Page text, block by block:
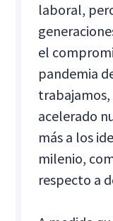
laboral,
el
pandemia
trabajamos,
acelerado
más a los
milenio,
respecto a